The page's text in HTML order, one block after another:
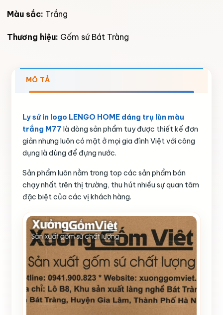
Màu sắc: Trắng
Thương hiệu: Gốm sứ Bát Tràng
MÔ TẢ
Ly sứ in logo LENGO HOME dáng trụ lùn màu
trắng M77 là dòng sản phẩm tuy được thiết kế đơn
giản nhưng luôn có mặt ở mọi gia đình Việt với công
dụng là dùng để đựng nước.
Sản phẩm luôn nằm trong top các sản phẩm bán
chạy nhất trên thị trường, thu hút nhiều sự quan tâm
đặc biệt của các vị khách hàng.